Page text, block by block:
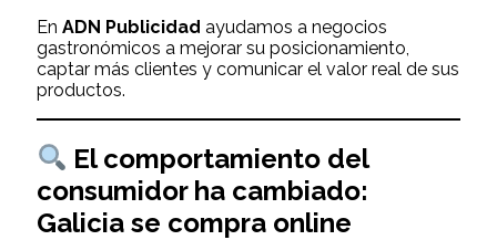
En ADN Publicidad ayudamos a negocios
gastronómicos a mejorar su posicionamiento,
captar más clientes y comunicar el valor real de sus
productos.
El comportamiento del
consumidor ha cambiado:
Galicia se compra online